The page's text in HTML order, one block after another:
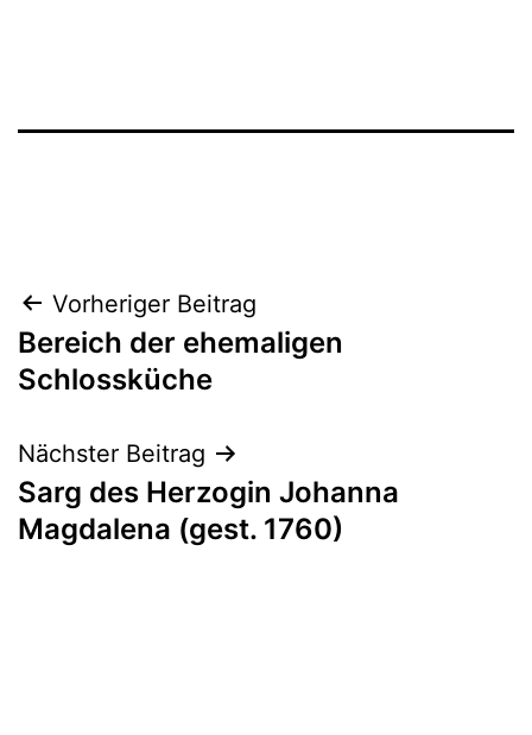
Beitragsnavigation
Vorheriger Beitrag
Bereich der ehemaligen
Schlossküche
Nächster Beitrag
Sarg des Herzogin Johanna
Magdalena (gest. 1760)